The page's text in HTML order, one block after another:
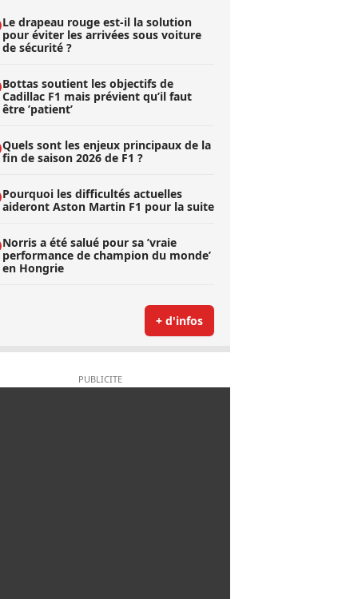
Le drapeau rouge est-il la solution
pour éviter les arrivées sous voiture
de sécurité ?
Bottas soutient les objectifs de
Cadillac F1 mais prévient qu’il faut
être ’patient’
Quels sont les enjeux principaux de la
fin de saison 2026 de F1 ?
Pourquoi les difficultés actuelles
aideront Aston Martin F1 pour la suite
Norris a été salué pour sa ’vraie
performance de champion du monde’
en Hongrie
+ d'infos